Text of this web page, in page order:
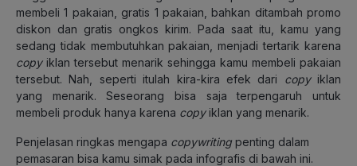
membeli 1 pakaian, gratis 1 pakaian, bahkan ditambah promo
diskon dan gratis ongkos kirim. Pada saat itu, kamu yang
sedang tidak membutuhkan pakaian, menjadi tertarik karena
copyiklan tersebut menarik sehingga kamu membeli pakaian
tersebut. Nah, seperti itulah kira-kira efek dari copyiklan
yang menarik. Seseorang bisa saja terpengaruh untuk
membeli produk hanya karena copy iklan yang menarik.
Penjelasan ringkas mengapa copywriting penting dalam
pemasaran bisa kamu simak pada infografis di bawah ini.